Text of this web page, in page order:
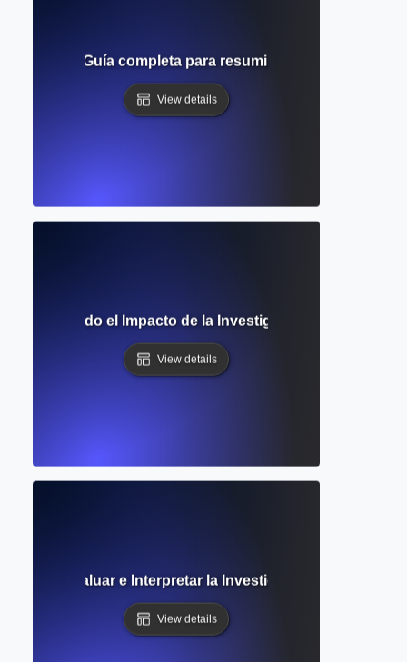
anotada? Guía completa para resumir y evaluar fuentes
View details
el Impacto de la Investigación a Través de
View details
Cómo Evaluar e Interpretar la Investigación Académica
View details